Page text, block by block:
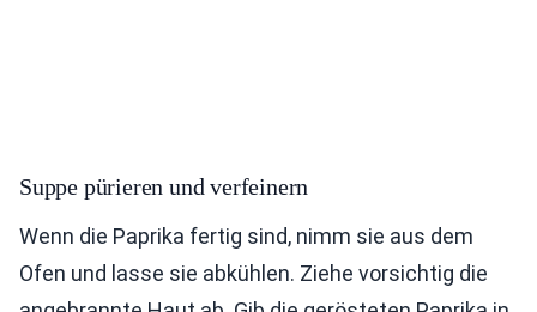
Suppe pürieren und verfeinern
Wenn die Paprika fertig sind, nimm sie aus dem
Ofen und lasse sie abkühlen. Ziehe vorsichtig die